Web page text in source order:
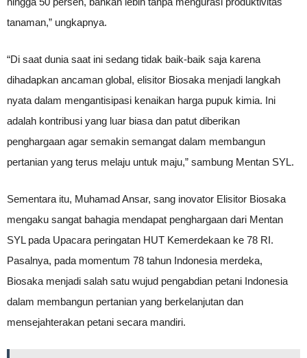
tanaman,” ungkapnya.
“Di saat dunia saat ini sedang tidak baik-baik saja karena
dihadapkan ancaman global, elisitor Biosaka menjadi langkah
nyata dalam mengantisipasi kenaikan harga pupuk kimia. Ini
adalah kontribusi yang luar biasa dan patut diberikan
penghargaan agar semakin semangat dalam membangun
pertanian yang terus melaju untuk maju,” sambung Mentan SYL.
Sementara itu, Muhamad Ansar, sang inovator Elisitor Biosaka
mengaku sangat bahagia mendapat penghargaan dari Mentan
SYL pada Upacara peringatan HUT Kemerdekaan ke 78 RI.
Pasalnya, pada momentum 78 tahun Indonesia merdeka,
Biosaka menjadi salah satu wujud pengabdian petani Indonesia
dalam membangun pertanian yang berkelanjutan dan
mensejahterakan petani secara mandiri.